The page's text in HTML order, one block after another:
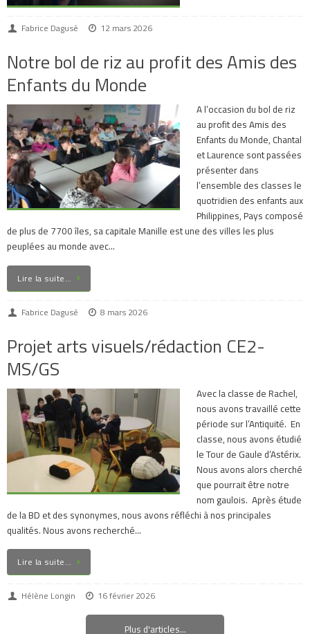
Fabrice Dagusé 12 mars 2026
Notre bol de riz au profit des Amis des
Enfants du Monde
A l’occasion du bol de riz
au profit des Amis des
Enfants du Monde, Chantal
et Laurence sont passées
présenter dans
l’ensemble des classes le
quotridien des enfants aux
Philippines, Pays composé
de plus de 7700 îles, sa capitale Manille est une des villes les plus
peuplées au monde avec…
Lire la suite…
Fabrice Dagusé 8 mars 2026
Projet arts visuels/rédaction CE2-
MS/GS
Avec la classe de Rachel,
nous avons travaillé cette
période sur l’Antiquité. En
classe, nous avons étudié
le Tour de Gaule d’Astérix.
Nous avons alors cherché
que pourrait être notre
nom gaulois. Après étude
de la BD et des synonymes, nous avons réfléchi à nos principales
qualités. Nous avons recherché…
Lire la suite…
Hélène Longin 16 février 2026
Plus d'articles...